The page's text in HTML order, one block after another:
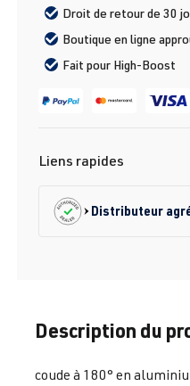
Droit de retour de 30
Boutique en ligne
Fait pour High-Boost
Liens rapides
Distributeur
Description du
coude à 180° en